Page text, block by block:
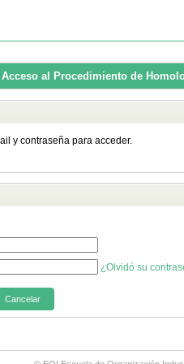
Acceso al Procedimiento de
y contraseña para acceder.
¿Olvidó su
Cancelar